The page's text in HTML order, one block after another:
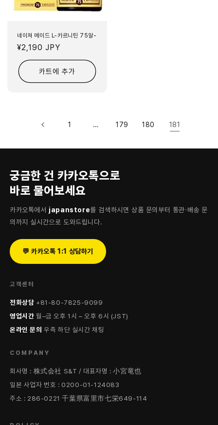
네이쳐 메이드 L-카르니틴 75알-
정
가
¥2,190 JPY
카트에 추가
1 … 179 180 181
궁금한 건 카카오톡으로
바로 물어보세요
카카오톡에서 japanstore를 검색하시면 상품 문의부터 통관·배송 문
의까지 실시간으로 도와드립니다.
💬 카카오톡 1:1 상담하기
고객센터
전화상담 +81-80-7825-9099
영업시간 월–금 오후 1시 – 오후 6시 (JST)
온라인 문의 우측 하단 실시간 채팅
COMPANY
회사명 : 株式会社 S&T / 대표자명 : 小宮竜也
일본 사업자 번호 : 0200-01-124083
주소 : 286-0221 千葉県富里市七栄649-114